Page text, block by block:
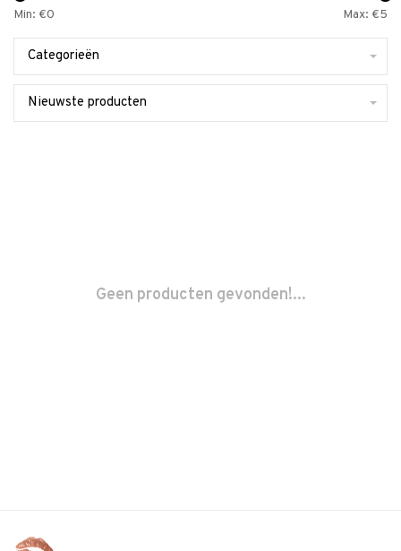
Min: €0 Max: €5
Categorieën
Nieuwste producten
Geen producten gevonden!...